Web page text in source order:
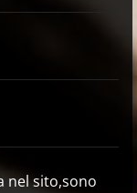
nel sito,sono